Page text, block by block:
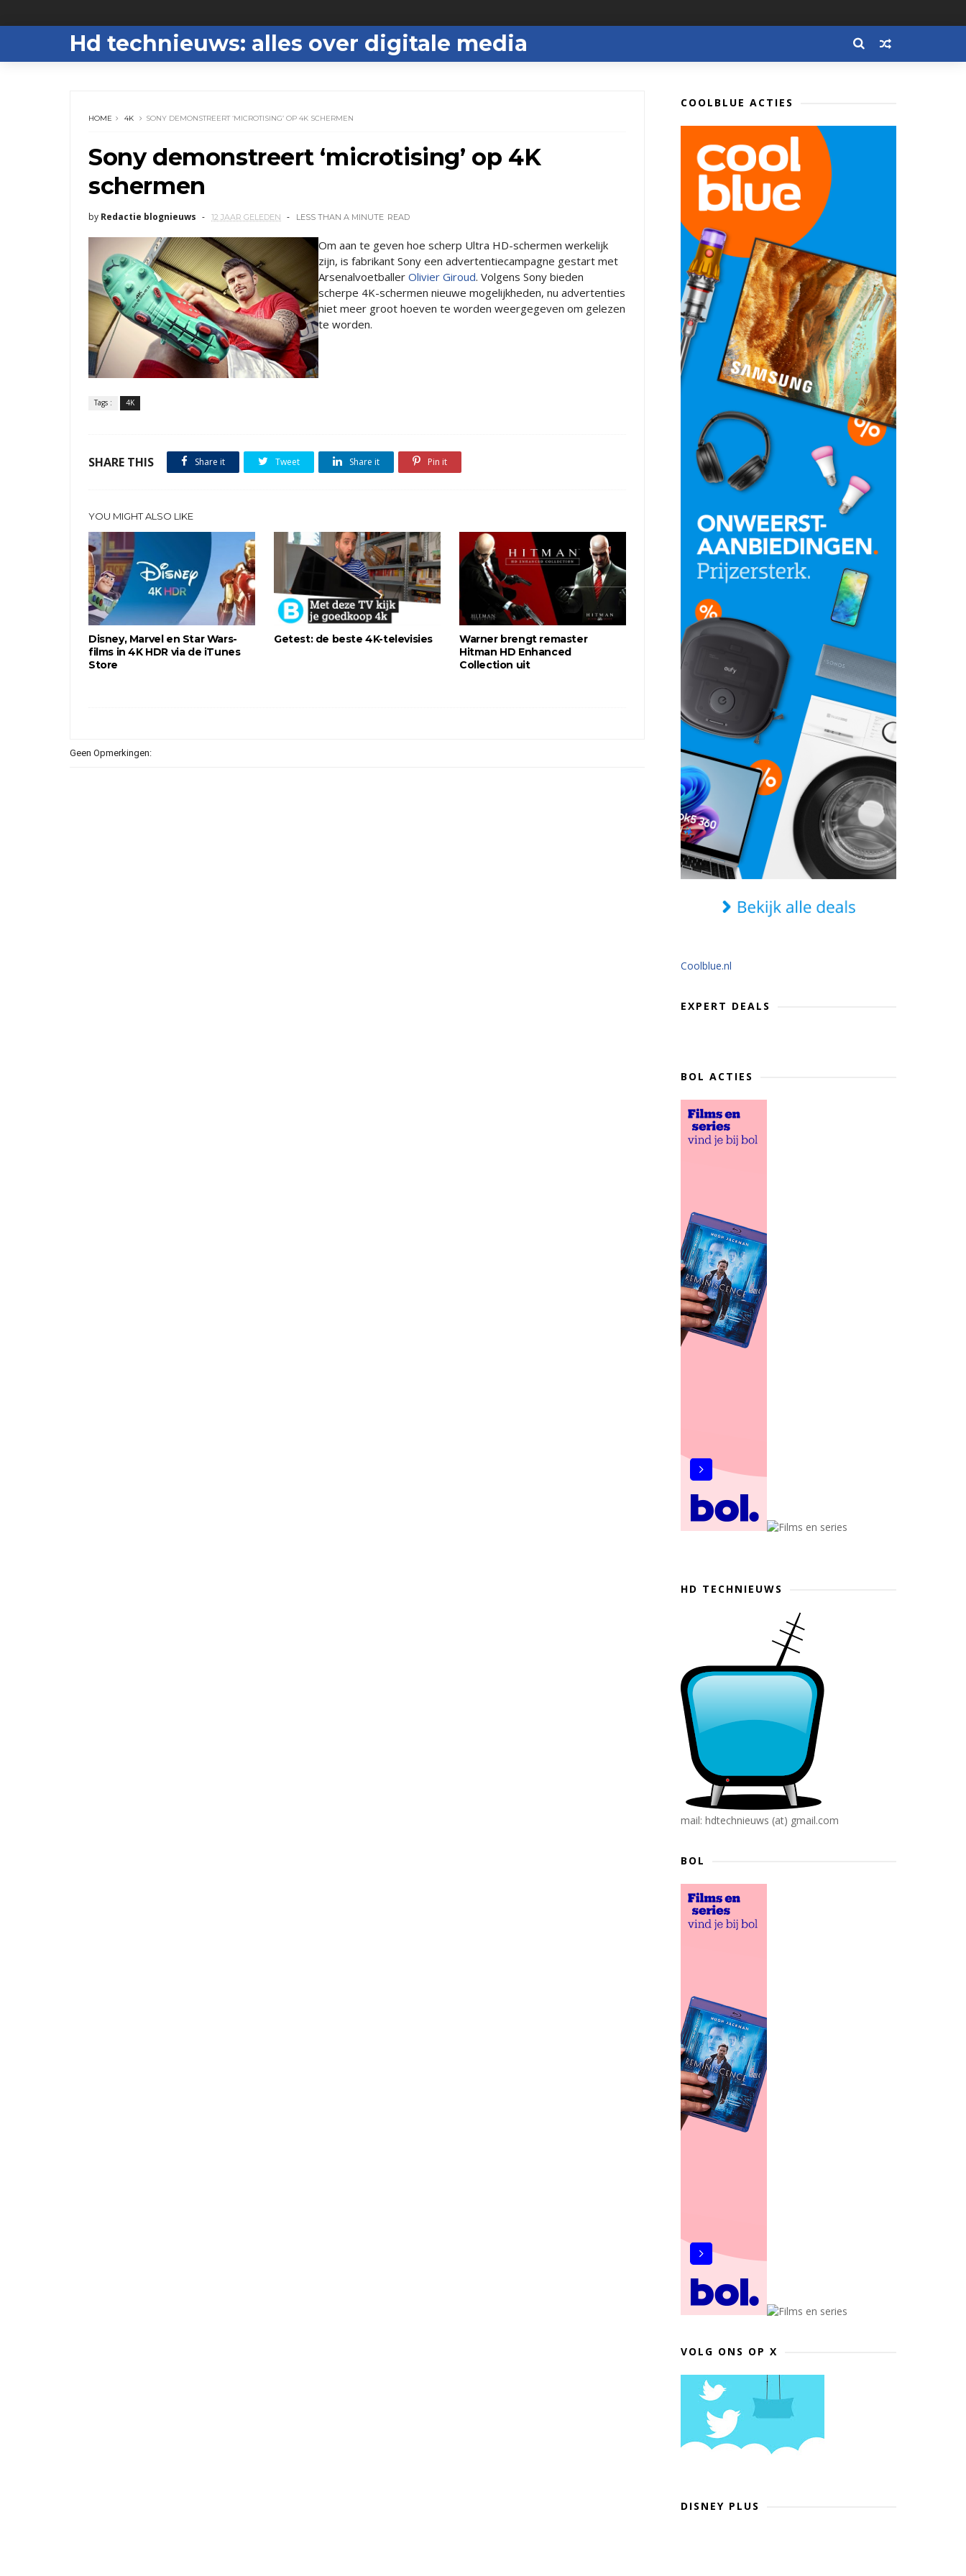
Hd technieuws: alles over digitale media
HOME 4K SONY DEMONSTREERT ‘MICROTISING’ OP 4K SCHERMEN
Sony demonstreert ‘microtising’ op 4K
schermen
by Redactie blognieuws 12 JAAR GELEDEN LESS THAN A MINUTE READ
Om aan te geven hoe scherp Ultra HD-schermen werkelijk
zijn, is fabrikant Sony een advertentiecampagne gestart met
Arsenalvoetballer Olivier Giroud. Volgens Sony bieden
scherpe 4K-schermen nieuwe mogelijkheden, nu advertenties
niet meer groot hoeven te worden weergegeven om gelezen
te worden.
Tags : 4K
SHARE THIS Share it Tweet Share it Pin it
YOU MIGHT ALSO LIKE
Disney, Marvel en Star Wars-
films in 4K HDR via de iTunes
Store
Getest: de beste 4K-televisies
Warner brengt remaster
Hitman HD Enhanced
Collection uit
Geen Opmerkingen:
COOLBLUE ACTIES
Coolblue.nl
EXPERT DEALS
BOL ACTIES
HD TECHNIEUWS
mail: hdtechnieuws (at) gmail.com
BOL
VOLG ONS OP X
DISNEY PLUS